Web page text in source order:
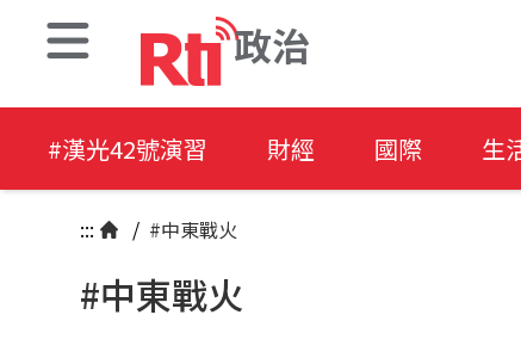
政治
#漢光42號演習 財經 國際 生
::: / #中東戰火
#中東戰火